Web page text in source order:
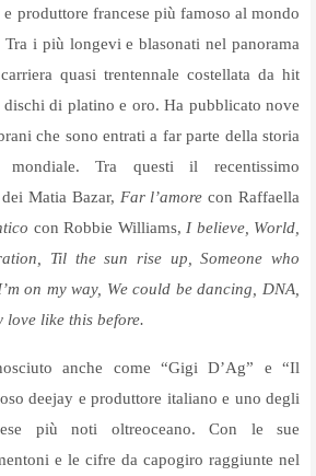
produttore francese più famoso al mondo
i più longevi e blasonati nel panorama
quasi trentennale costellata da hit
di platino e oro. Ha pubblicato nove
che sono entrati a far parte della storia
mondiale. Tra questi il recentissimo
dei Matia Bazar, Far l’amorecon Raffaella
con Robbie Williams, I believe, World,
Til the sun rise up, Someone who
on my way, We could be dancing, DNA,
love like this before.
anche come “Gigi D’Ag” e “Il
deejay e produttore italiano e uno degli
più noti oltreoceano. Con le sue
e le cifre da capogiro raggiunte nel